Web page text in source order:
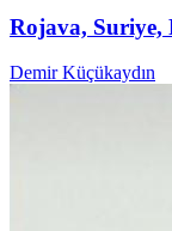
Rojava,
Demir Küçükaydın